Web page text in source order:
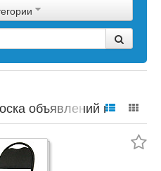
объявлений по